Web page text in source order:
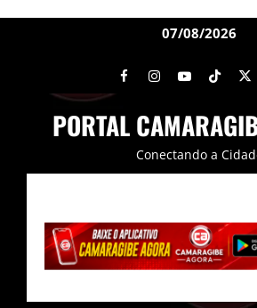
07/08/2026
PORTAL
Conectando a